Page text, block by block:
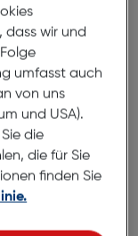
dass wir und
umfasst auch
von uns
und USA).
die
die für Sie
finden Sie